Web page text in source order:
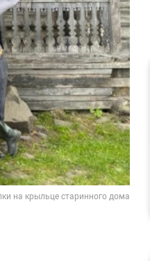
на крыльце старинного дома